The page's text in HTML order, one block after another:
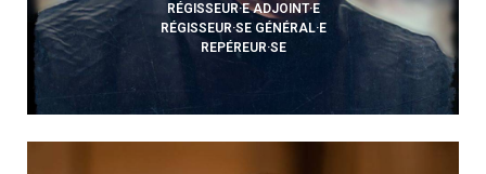
RÉGISSEUR·E ADJOINT·E
RÉGISSEUR·SE GÉNÉRAL·E
REPÉREUR·SE